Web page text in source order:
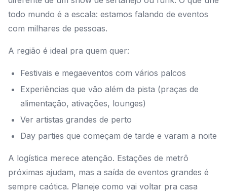
todo mundo é a escala: estamos falando de eventos
com milhares de pessoas.
A região é ideal pra quem quer:
Festivais e megaeventos com vários palcos
Experiências que vão além da pista (praças de
alimentação, ativações, lounges)
Ver artistas grandes de perto
Day parties que começam de tarde e varam a noite
A logística merece atenção. Estações de metrô
próximas ajudam, mas a saída de eventos grandes é
sempre caótica. Planeje como vai voltar pra casa